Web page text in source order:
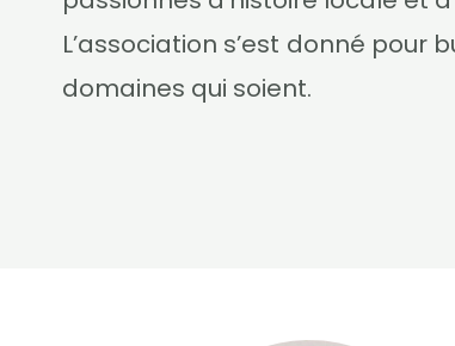
L’association s’est donné
domaines qui soient.